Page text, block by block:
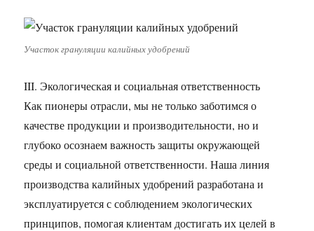
Участок грануляции калийных удобрений
III. Экологическая и социальная ответственность
Как пионеры отрасли, мы не только заботимся о
качестве продукции и производительности, но и
глубоко осознаем важность защиты окружающей
среды и социальной ответственности. Наша линия
производства калийных удобрений разработана и
эксплуатируется с соблюдением экологических
принципов, помогая клиентам достигать их целей в